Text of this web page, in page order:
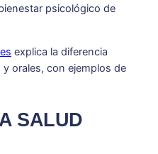
psicológico de
explica la diferencia
orales, con ejemplos de
SALUD